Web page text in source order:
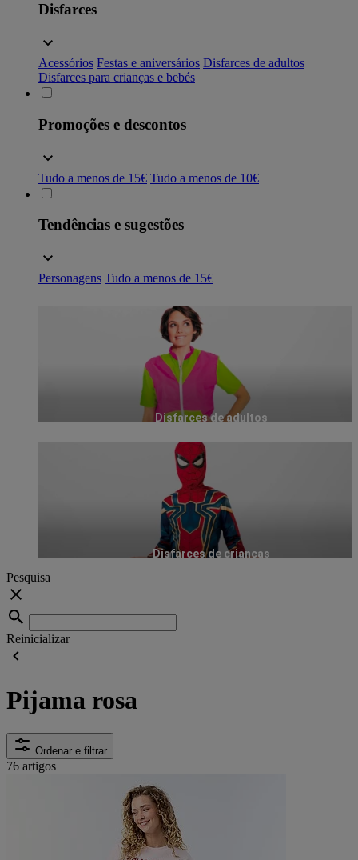
Disfarces
Acessórios Festas e aniversários Disfarces de adultos
Disfarces para crianças e bebés
Promoções e descontos
Tudo a menos de 15€ Tudo a menos de 10€
Tendências e sugestões
Personagens Tudo a menos de 15€
Disfarces de adultos
Disfarces de crianças
Pesquisa
Reinicializar
Pijama rosa
Ordenar e filtrar
76 artigos